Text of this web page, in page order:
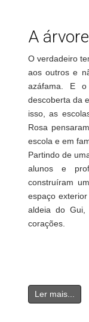
A
O verdadeiro
aos outros e
azáfama. E
descoberta da
isso, as
Rosa
escola e em
Partindo de
alunos e
construíram
espaço
aldeia do Gui,
corações.
Ler mais...